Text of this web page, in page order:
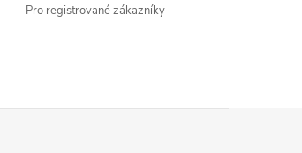
Pro registrované zákazníky